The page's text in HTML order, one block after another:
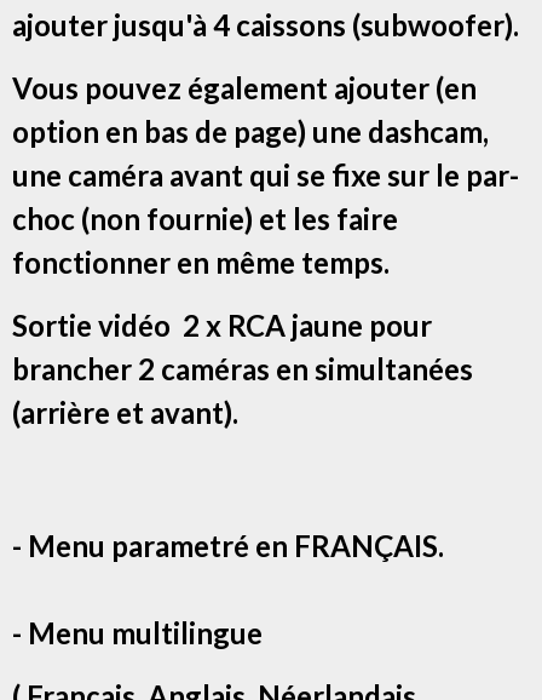
ajouter jusqu'à 4 caissons (subwoofer).
Vous pouvez également ajouter (en
option en bas de page) une dashcam,
une caméra avant qui se fixe sur le par-
choc (non fournie) et les faire
fonctionner en même temps.
Sortie vidéo 2 x RCA jaune pour
brancher 2 caméras en simultanées
(arrière et avant).
- Menu parametré en FRANÇAIS.
- Menu multilingue